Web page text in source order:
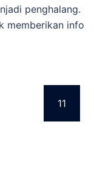
penghalang.
memberikan info
11